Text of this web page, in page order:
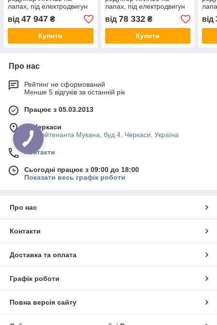
лапах, під електродвигун
від 47 947 ₴
Купити
лапах, під електродвигун
від 78 332₴
Купити
від
Про нас
Рейтинг не сформований
Менше 5 відгуків за останній рік
Працює з 05.03.2013
м. Черкаси
вул.Лейтенанта Мукана, буд 4, Черкаси, Україна
Контакти
Сьогодні працює з 09:00 до 18:00
Показати весь графік роботи
Про нас
Контакти
Доставка та оплата
Графік роботи
Повна версія сайту